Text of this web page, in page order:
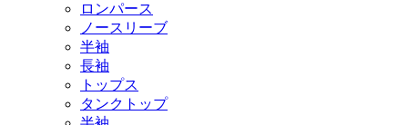
ロンパース
ノースリーブ
半袖
⻑袖
トップス
タンクトップ